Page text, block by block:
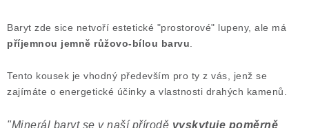
Baryt zde sice netvoří estetické "prostorové" lupeny, ale má
příjemnou jemně růžovo-bílou barvu
Tento kousek je vhodný především pro ty z vás, jenž se
zajímáte o energetické účinky a vlastnosti drahých kamenů.
"Minerál baryt se v naší přírodě vyskytuje poměrně